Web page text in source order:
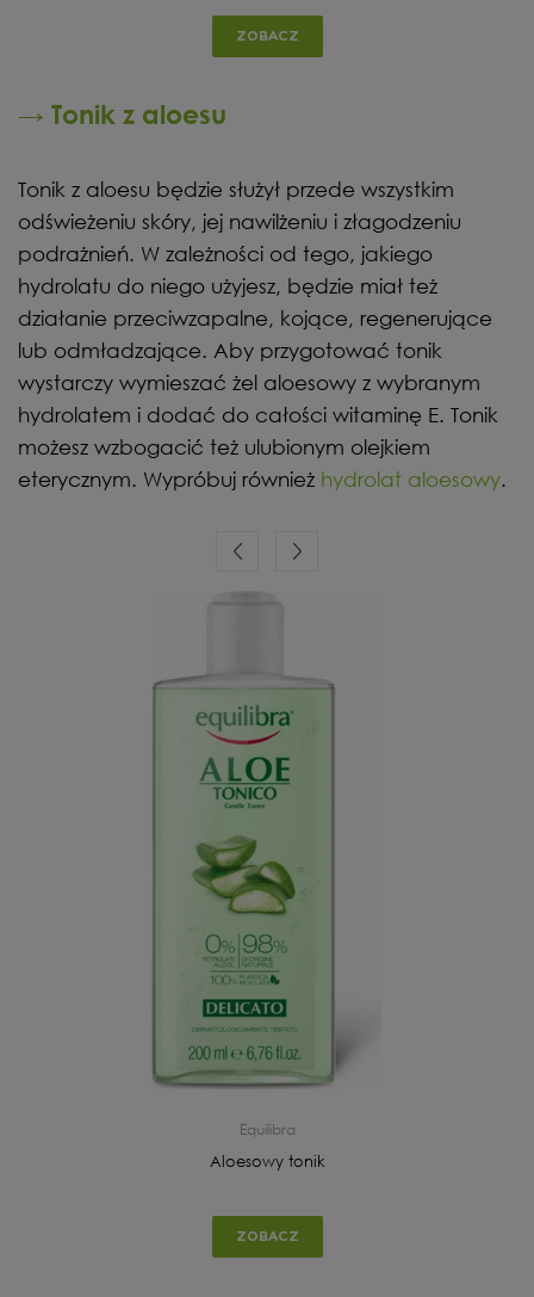
ZOBACZ
→ Tonik z aloesu
Tonik z aloesu będzie służył przede wszystkim
odświeżeniu skóry, jej nawilżeniu i złagodzeniu
podrażnień. W zależności od tego, jakiego
hydrolatu do niego użyjesz, będzie miał też
działanie przeciwzapalne, kojące, regenerujące
lub odmładzające. Aby przygotować tonik
wystarczy wymieszać żel aloesowy z wybranym
hydrolatem i dodać do całości witaminę E. Tonik
możesz wzbogacić też ulubionym olejkiem
eterycznym. Wypróbuj również hydrolat aloesowy.
Equilibra
Aloesowy tonik
ZOBACZ